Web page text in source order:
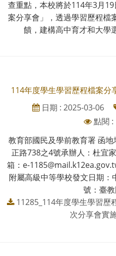
查重點，本校將於114年3月
案分享會」，透過學習歷程檔
饋，建構高中育才和大學
114年度學生學習歷程檔案分
日期 : 2025-03-06
點閱 :
教育部國民及學前教育署 函
正路738之4號承辦人：杜宜
箱：e-
附屬高級中等學校發文日期
號：臺
11285_114年度學生學習歷
次分享會實